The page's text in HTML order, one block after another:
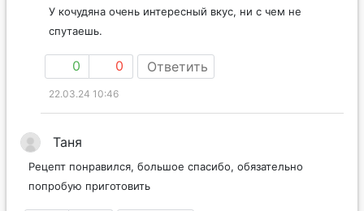
У кочудяна очень интересный вкус, ни с чем не
спутаешь.
0 0 Ответить
22.03.24 10:46
Таня
Рецепт понравился, большое спасибо, обязательно
попробую приготовить